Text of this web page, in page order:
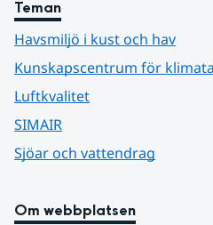
Teman
Havsmiljö i kust och hav
Kunskapscentrum för
Luftkvalitet
SIMAIR
Sjöar och vattendrag
Om webbplatsen